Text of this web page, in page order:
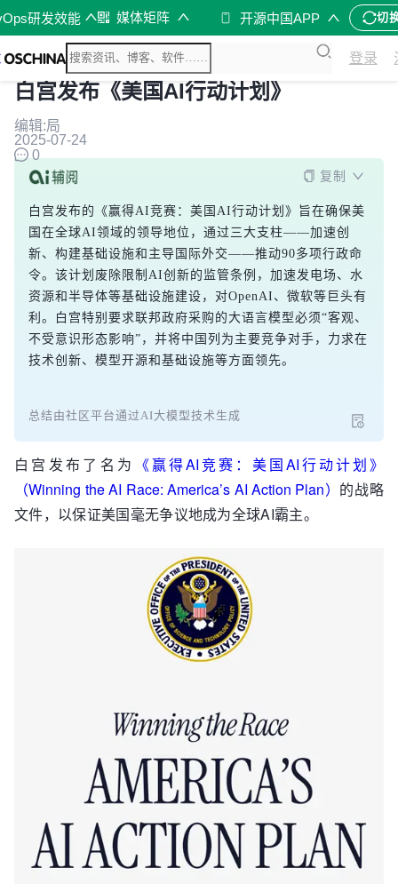
研发效能 媒体矩阵 开源中国APP 切
登录
白宫发布《美国AI行动计划》
编辑:局
2025-07-24
0
复制
白宫发布的《赢得AI竞赛：美国AI行动计划》旨在确保美
国在全球AI领域的领导地位，通过三大支柱——加速创
新、构建基础设施和主导国际外交——推动90多项行政命
令。该计划废除限制AI创新的监管条例，加速发电场、水
资源和半导体等基础设施建设，对OpenAI、微软等巨头有
利。白宫特别要求联邦政府采购的大语言模型必须“客观、
不受意识形态影响”，并将中国列为主要竞争对手，力求在
技术创新、模型开源和基础设施等方面领先。
总结由社区平台通过AI大模型技术生成
白宫发布了名为 《赢得AI竞赛：美国AI行动计划》
（Winning the AI Race: America’s AI Action Plan） 的战略
文件，以保证美国毫无争议地成为全球AI霸主。